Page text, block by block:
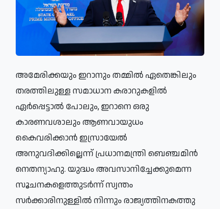
അമേരിക്കയും ഇറാനും തമ്മിൽ ഏതെങ്കിലും
തരത്തിലുള്ള സമാധാന കരാറുകളിൽ
ഏർപ്പെട്ടാൽ പോലും, ഇറാനെ ഒരു
കാരണവശാലും ആണവായുധം
കൈവരിക്കാൻ ഇസ്രായേൽ
അനുവദിക്കില്ലെന്ന് പ്രധാനമന്ത്രി ബെഞ്ചമിൻ
നെതന്യാഹു. യുദ്ധം അവസാനിച്ചേക്കുമെന്ന
സൂചനകളെത്തുടർന്ന് സ്വന്തം
സർക്കാരിനുള്ളിൽ നിന്നും രാജ്യത്തിനകത്തു